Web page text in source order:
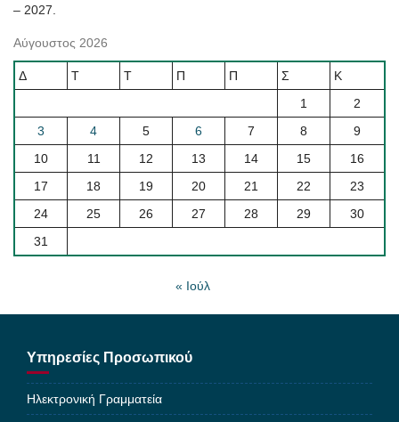
– 2027.
Αύγουστος 2026
Δ Τ Τ Π Π Σ
Κ
1
2
3
4 5 6 7 8
9
10
11 12 13 14 15
16
17
18 19 20 21 22
23
24
25 26 27 28 29
30
31
« Ιούλ
Υπηρεσίες Προσωπικού
Ηλεκτρονική Γραμματεία